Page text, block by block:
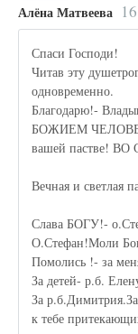
Алёна Матвеева
Спаси Господи!
Читав эту
одновременно.
Благодарю!-
БОЖИЕМ
вашей пастве!
Вечная и светлая
Слава БОГУ!-
О.Стефан!Моли
Помолись !- за
За детей- р.б.
За
к тебе